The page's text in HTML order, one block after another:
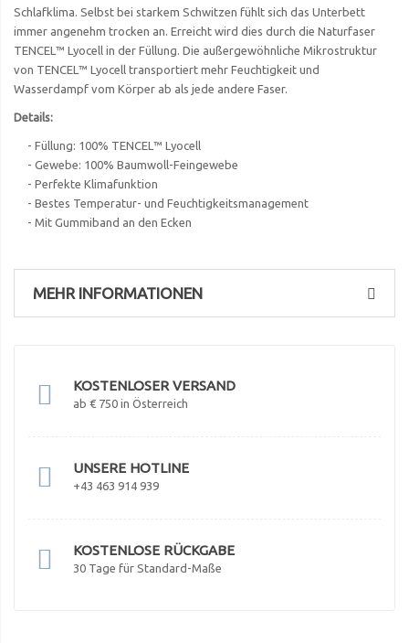
Schlafklima. Selbst bei starkem Schwitzen fühlt sich das Unterbett
immer angenehm trocken an. Erreicht wird dies durch die Naturfaser
TENCEL™ Lyocell in der Füllung. Die außergewöhnliche Mikrostruktur
von TENCEL™ Lyocell transportiert mehr Feuchtigkeit und
Wasserdampf vom Körper ab als jede andere Faser.
Details:
- Füllung: 100% TENCEL™ Lyocell
- Gewebe: 100% Baumwoll-Feingewebe
- Perfekte Klimafunktion
- Bestes Temperatur- und Feuchtigkeitsmanagement
- Mit Gummiband an den Ecken
MEHR INFORMATIONEN
KOSTENLOSER VERSAND
ab € 750 in Österreich
UNSERE HOTLINE
+43 463 914 939
KOSTENLOSE RÜCKGABE
30 Tage für Standard-Maße